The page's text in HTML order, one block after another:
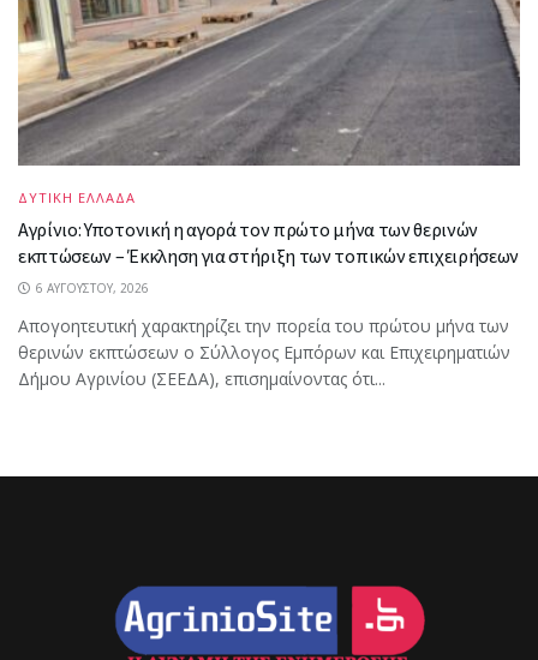
ΔΥΤΙΚΗ ΕΛΛΑΔΑ
Αγρίνιο: Υποτονική η αγορά τον πρώτο μήνα των θερινών
εκπτώσεων – Έκκληση για στήριξη των τοπικών επιχειρήσεων
6 ΑΥΓΟΎΣΤΟΥ, 2026
Απογοητευτική χαρακτηρίζει την πορεία του πρώτου μήνα των
θερινών εκπτώσεων ο Σύλλογος Εμπόρων και Επιχειρηματιών
Δήμου Αγρινίου (ΣΕΕΔΑ), επισημαίνοντας ότι...